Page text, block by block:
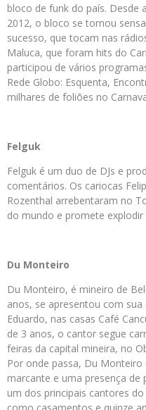
bloco de funk do país. Desde
2012, o bloco se tornou
sucesso, que tocam nas
Maluca, que foram hits do
participou de vários
Rede Globo: Esquenta,
milhares de foliões no
Felguk
Felguk é um duo de DJs e
comentários. Os cariocas
Rozenthal arrebentaram no
do mundo e promete explodir
Du Monteiro
Du Monteiro, é mineiro de
anos, se apresentou com
Eduardo, nas casas Café
de 3 anos, o cantor segue
feiras da capital mineira, no
Por onde passa, Du
marcante e uma presença
um dos principais cantores